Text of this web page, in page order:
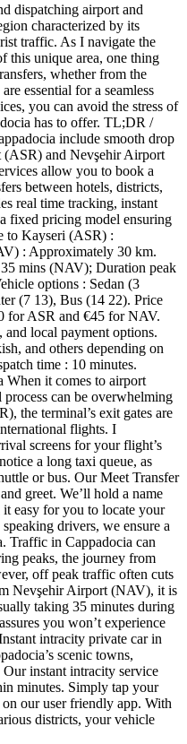
dispatching airport and
characterized by its
traffic. As I navigate the
this unique area, one thing
whether from the
essential for a seamless
you can avoid the stress of
has to offer. TL;DR /
include smooth drop
and Nevşehir Airport
allow you to book a
between hotels, districts,
real time tracking, instant
fixed pricing model ensuring
to Kayseri (ASR) :
: Approximately 30 km.
mins (NAV); Duration peak
options : Sedan (3
(7 13), Bus (14 22). Price
for ASR and €45 for NAV.
and local payment options.
and others depending on
time : 10 minutes.
When it comes to airport
can be overwhelming
the terminal’s exit gates are
flights. I
screens for your flight’s
a long taxi queue, as
or bus. Our Meet Transfer
greet. We’ll hold a name
easy for you to locate your
drivers, we ensure a
Traffic in Cappadocia can
peaks, the journey from
off peak traffic often cuts
Nevşehir Airport (NAV), it is
taking 35 minutes during
you won’t experience
intracity private car in
scenic towns,
Our instant intracity service
minutes. Simply tap your
our user friendly app. With
districts, your vehicle